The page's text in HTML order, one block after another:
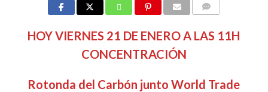
HOY VIERNES 21 DE ENERO A LAS 11H
CONCENTRACIÓN
Rotonda del Carbón junto World Trade